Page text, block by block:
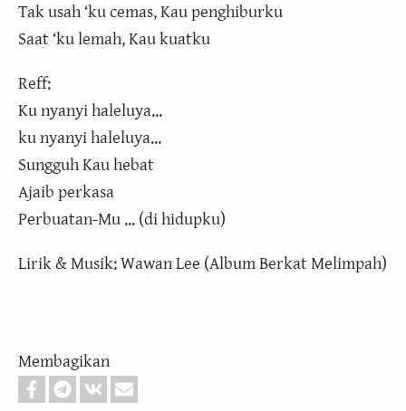
Tak usah ‘ku cemas, Kau penghiburku
Saat ‘ku lemah, Kau kuatku
Reff:
Ku nyanyi haleluya...
ku nyanyi haleluya...
Sungguh Kau hebat
Ajaib perkasa
Perbuatan-Mu ... (di hidupku)
Lirik & Musik: Wawan Lee (Album Berkat Melimpah)
Membagikan